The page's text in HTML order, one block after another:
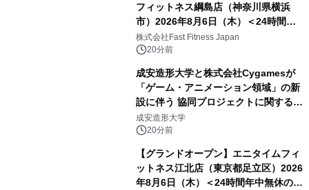
フィットネス綱島店（神奈川県横浜
市）2026年8月6日（木）＜24時間年
中無休のフィットネスジム＞
株式会社Fast Fitness Japan
20分前
成安造形大学と株式会社Cygamesが
「ゲーム・アニメーション領域」の新
設に伴う 協同プロジェクトに関する契
約を締結
成安造形大学
20分前
【グランドオープン】エニタイムフィ
ットネス江北店（東京都足立区）2026
年8月6日（木）＜24時間年中無休のフ